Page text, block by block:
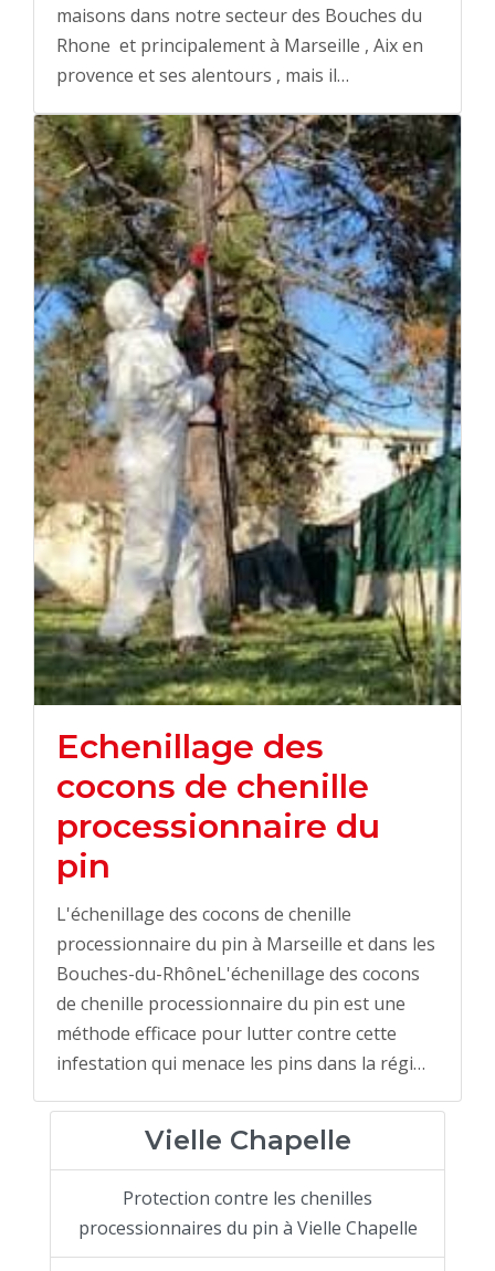
maisons dans notre secteur des Bouches du
Rhone et principalement à Marseille , Aix en
provence et ses alentours , mais il…
Echenillage des
cocons de chenille
processionnaire du
pin
L'échenillage des cocons de chenille
processionnaire du pin à Marseille et dans les
Bouches-du-RhôneL'échenillage des cocons
de chenille processionnaire du pin est une
méthode efficace pour lutter contre cette
infestation qui menace les pins dans la régi…
Vielle Chapelle
Protection contre les chenilles
processionnaires du pin à Vielle Chapelle